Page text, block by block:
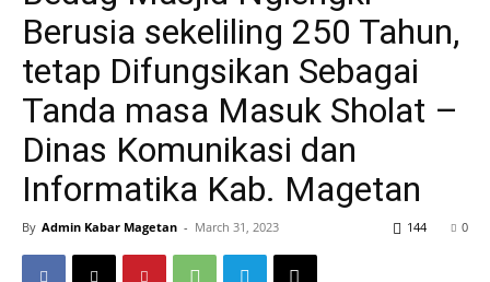
Berusia sekeliling 250 Tahun,
tetap Difungsikan Sebagai
Tanda masa Masuk Sholat –
Dinas Komunikasi dan
Informatika Kab. Magetan
By Admin Kabar Magetan - March 31, 2023 0
144